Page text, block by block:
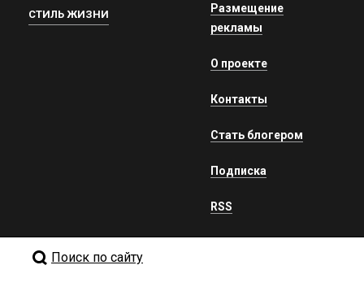
СТИЛЬ ЖИЗНИ
Размещение
рекламы
О проекте
Контакты
Стать блогером
Подписка
RSS
Поиск по сайту